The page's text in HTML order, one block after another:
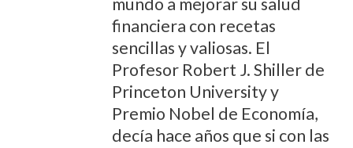
financiera con recetas
sencillas y valiosas. El
Profesor Robert J. Shiller de
Princeton University y
Premio Nobel de Economía,
decía hace años que si con las